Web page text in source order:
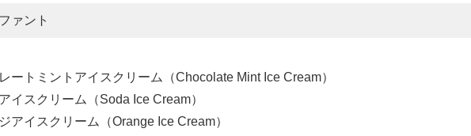
ァント
ートミントアイスクリーム（Chocolate Mint Ice Cream）
イスクリーム（Soda Ice Cream）
アイスクリーム（Orange Ice Cream）